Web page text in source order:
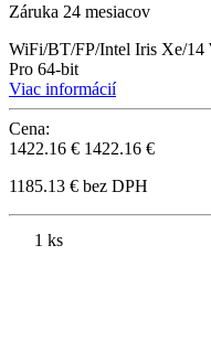
Záruka 24 mesiacov
WiFi/BT/FP/Intel Iris Xe/
Pro 64-bit
Viac informácií
Cena:
1422.16 € 1422.16 €
1185.13 € bez DPH
1 ks